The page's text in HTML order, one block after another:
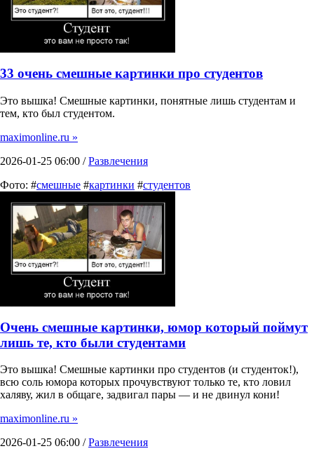
33 очень смешные картинки про студентов
Это вышка! Смешные картинки, понятные лишь студентам и
тем, кто был студентом.
maximonline.ru »
2026-01-25 06:00 /Развлечения
Фото: #смешные #картинки #студентов
Очень смешные картинки, юмор который поймут
лишь те, кто были студентами
Это вышка! Смешные картинки про студентов (и студенток!),
всю соль юмора которых прочувствуют только те, кто ловил
халяву, жил в общаге, задвигал пары — и не двинул кони!
maximonline.ru »
2026-01-25 06:00 /Развлечения